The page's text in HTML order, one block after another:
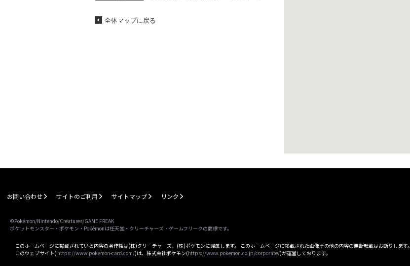
全体マップに戻る
お問い合わせ サイトのご利用 サイトマップ リンク
©Pokémon/Nintendo/Creatures/GAME FREAK
ポケットモンスター・ポケモン・Pokémonは任天堂・クリーチャーズ・ゲームフリークの商標です。
このホームページに掲載されている内容の著作権は(株)クリーチャーズ、(株)ポケモンに帰属します。 このホームページに掲載された画像その他の内容の無断転載はお断りします。
このウェブサイト( https://www.pokemon-card.com/)は、株式会社ポケモン(https://www.pokemon.co.jp/corporate/)が運営しております。